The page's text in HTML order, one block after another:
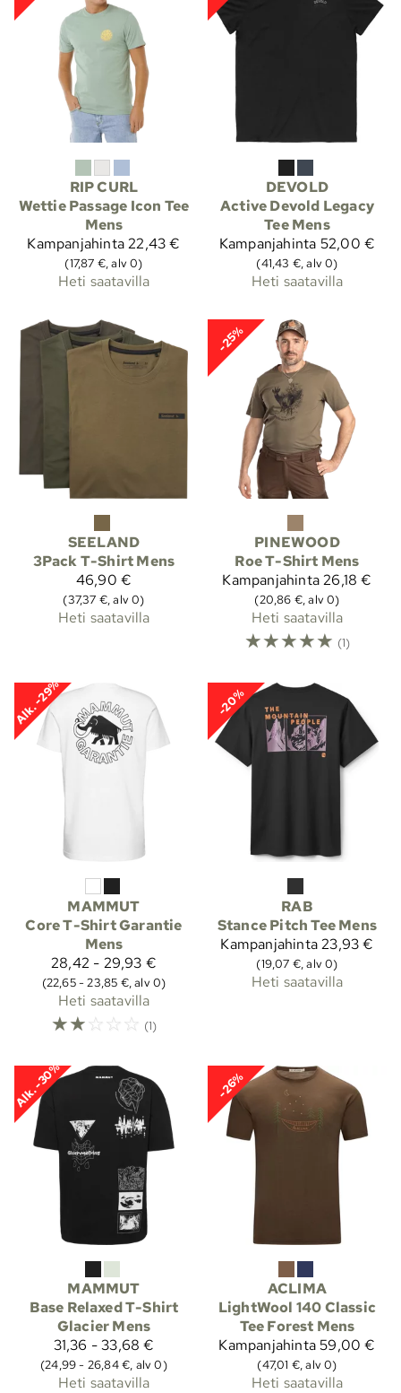
RIP CURL
Wettie Passage Icon Tee
Mens
Kampanjahinta22,43 €
(17,87 €, alv 0)
Heti saatavilla
DEVOLD
Active Devold Legacy
Tee Mens
Kampanjahinta 52,00 €
(41,43 €, alv 0)
Heti saatavilla
SEELAND
3Pack T-Shirt Mens
46,90 €
(37,37 €, alv 0)
Heti saatavilla
-25%
PINEWOOD
Roe T-Shirt Mens
Kampanjahinta26,18 €
(20,86 €, alv 0)
Heti saatavilla
☆☆☆☆☆ (1)
Alk. -29%
MAMMUT
Core T-Shirt Garantie
Mens
28,42 - 29,93 €
(22,65 - 23,85 €, alv 0)
Heti saatavilla
☆☆☆ ☆ ☆ (1)
-20%
RAB
Stance Pitch Tee Mens
Kampanjahinta23,93 €
(19,07 €, alv 0)
Heti saatavilla
Alk. -30%
MAMMUT
Base Relaxed T-Shirt
Glacier Mens
31,36 - 33,68 €
(24,99 - 26,84 €, alv 0)
Heti saatavilla
-26%
ACLIMA
LightWool 140 Classic
Tee Forest Mens
Kampanjahinta59,00 €
(47,01 €, alv 0)
Heti saatavilla